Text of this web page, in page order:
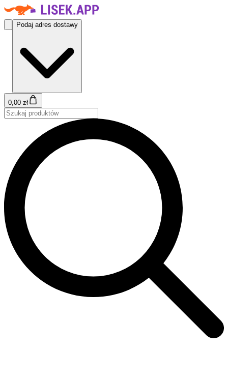
Podaj adres dostawy
0,00 zł